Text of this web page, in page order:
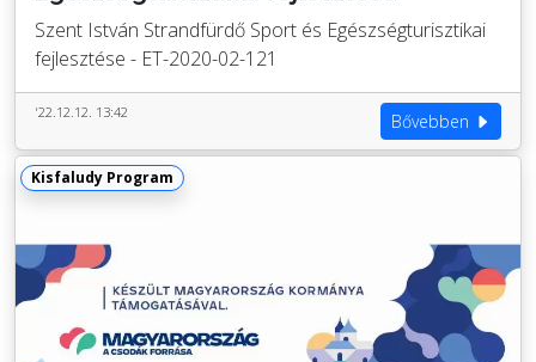
Szent István Strandfürdő Sport és Egészségturisztikai
fejlesztése - ET-2020-02-121
'22.12.12. 13:42 Bővebben
Kisfaludy Program